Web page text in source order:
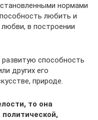
нормами
любить и
в построении
способность
других его
природе.
то она